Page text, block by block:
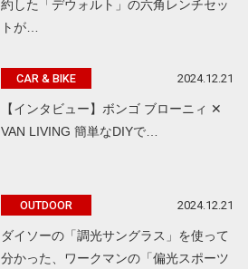
約した「デウォルト」の六角レンチセッ
トが…
CAR & BIKE 2024.12.21
【インタビュー】ボンゴ ブローニィ ✕
VAN LIVING 簡単なDIYで…
OUTDOOR 2024.12.21
ダイソーの「調光サングラス」を使って
分かった、ワークマンの「偏光スポーツ